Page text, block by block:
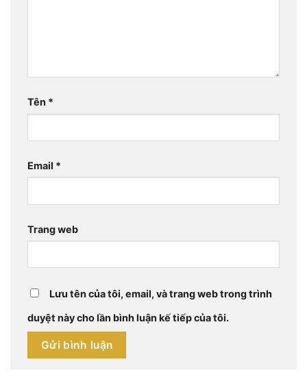
Tên *
Email *
Trang web
Lưu tên của tôi, email, và trang web trong trình
duyệt này cho lần bình luận kế tiếp của tôi.